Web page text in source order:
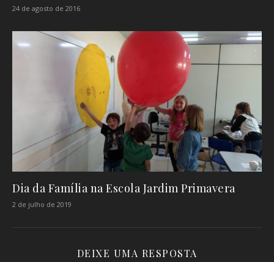
24 de agosto de 2016
Dia da Família na Escola Jardim Primavera
2 de julho de 2019
DEIXE UMA RESPOSTA